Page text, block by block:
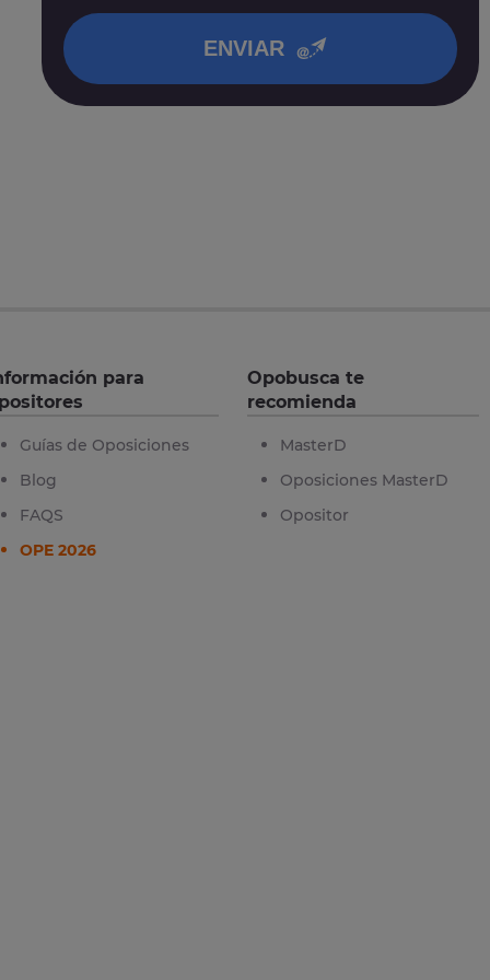
ENVIAR
para
Guías de Oposiciones
Blog
FAQS
OPE 2026
Opobusca te
recomienda
MasterD
Oposiciones MasterD
Opositor